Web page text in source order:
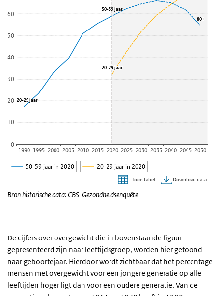
De grafiek heeft 1 Y-as die Percentage weergeeft.
20-29 jaar
20-29 jaar
50-59 jaar
50-59 jaar
80+
80+
20-29 jaar
20-29 jaar
50-59 jaar in 2020 20-29 jaar in 2020
1990 1995 2000 2005 2010 2015 2020 2025 2030 2035 2040 2045 2050
0
10
20
30
40
50
60
Toon tabel Download data
Einde van interactieve grafiek.
Bron historische data: CBS-Gezondheidsenquête
De cijfers over overgewicht die in bovenstaande figuur
gepresenteerd zijn naar leeftijdsgroep, worden hier getoond
naar geboortejaar. Hierdoor wordt zichtbaar dat het percentage
mensen met overgewicht voor een jongere generatie op alle
leeftijden hoger ligt dan voor een oudere generatie. Van de